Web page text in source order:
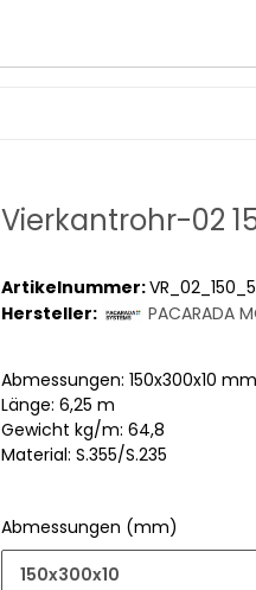
Vierkantrohr-02
Artikelnummer:
Hersteller:
PACARADA
Abmessungen: 150x300x10 mm
Länge: 6,25 m
Gewicht kg/m: 64,8
Material: S.355/S.235
Abmessungen (mm)
150x300x10